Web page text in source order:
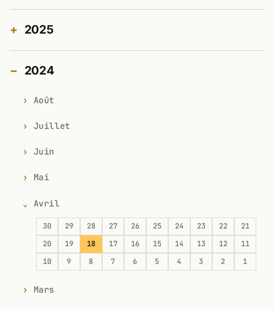
2025
2024
Août
Juillet
Juin
Mai
Avril
30 29 28 27 26 25 24 23 22
21
20
19 18 17 16 15 14 13 12
11
10
9 8 7 6 5 4 3 2 1
Mars